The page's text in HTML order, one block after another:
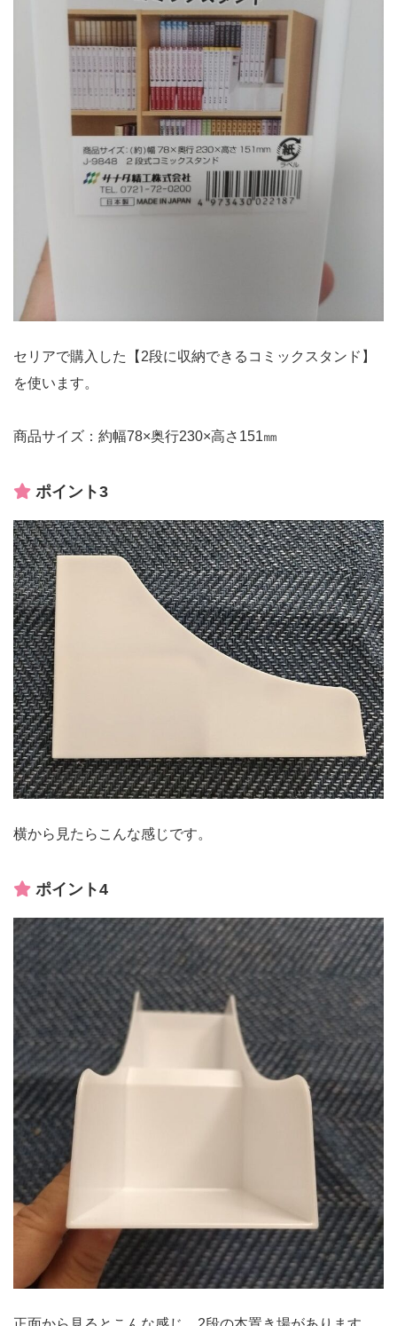
セリアで購入した【2段に収納できるコミックスタンド】
を使います。
商品サイズ：約幅78×奥行230×高さ151㎜
ポイント3
横から見たらこんな感じです。
ポイント4